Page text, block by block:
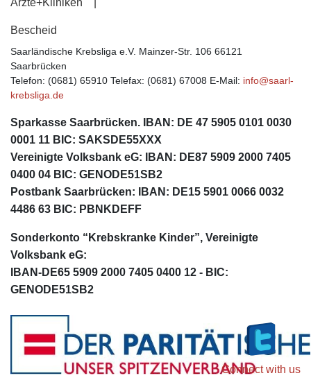
Ärzte+Kliniken
Bescheid
Saarländische Krebsliga e.V. Mainzer-Str. 106 66121
Saarbrücken
Telefon: (0681) 65910 Telefax: (0681) 67008 E-Mail: info@saarl-
krebsliga.de
Sparkasse Saarbrücken. IBAN: DE 47 5905 0101 0030
0001 11 BIC: SAKSDE55XXX
Vereinigte Volksbank eG: IBAN: DE87 5909 2000 7405
0400 04 BIC: GENODE51SB2
Postbank Saarbrücken: IBAN: DE15 5901 0066 0032
4486 63 BIC: PBNKDEFF
Sonderkonto “Krebskranke Kinder”, Vereinigte
Volksbank eG:
IBAN-DE65 5909 2000 7405 0400 12 - BIC:
GENODE51SB2
Connect with us